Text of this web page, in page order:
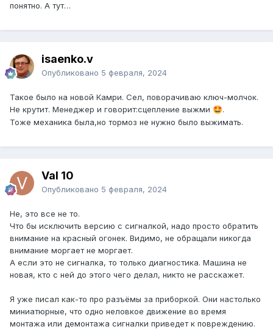
понятно. А тут…
isaenko.v
Опубликовано 5 февраля, 2024
Такое было на новой Камри. Сел, поворачиваю ключ-молчок.
Не крутит. Менеджер и говорит:сцепление выжми 🤩.
Тоже механика была,но тормоз не нужно было выжимать.
Val 10
Опубликовано 5 февраля, 2024
Не, это все не то.
Что бы исключить версию с сигналкой, надо просто обратить
внимание на красный огонек. Видимо, не обращали никогда
внимание моргает не моргает.
А если это не сигналка, то только диагностика. Машина не
новая, кто с ней до этого чего делал, никто не расскажет.
Я уже писал как-то про разъёмы за приборкой. Они настолько
миниатюрные, что одно неловкое движение во время
монтажа или демонтажа сигналки приведет к повреждению.